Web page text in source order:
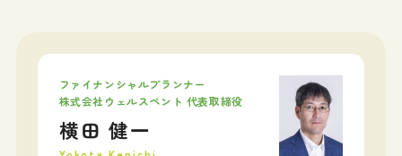
ファイナンシャルプランナー
株式会社ウェルスペント 代表取締役
横田 健一